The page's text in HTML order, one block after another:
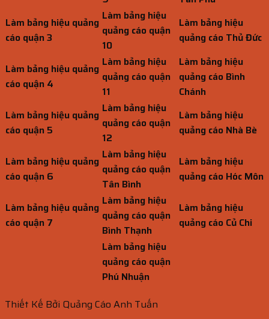
Làm bảng hiệu quảng
cáo quận 3
Làm bảng hiệu
quảng cáo quận
10
Làm bảng hiệu
quảng cáo Thủ Đức
Làm bảng hiệu quảng
cáo quận 4
Làm bảng hiệu
quảng cáo quận
11
Làm bảng hiệu
quảng cáo Bình
Chánh
Làm bảng hiệu quảng
cáo quận 5
Làm bảng hiệu
quảng cáo quận
12
Làm bảng hiệu
quảng cáo Nhà Bè
Làm bảng hiệu quảng
cáo quận 6
Làm bảng hiệu
quảng cáo quận
Tân Bình
Làm bảng hiệu
quảng cáo Hóc Môn
Làm bảng hiệu quảng
cáo quận 7
Làm bảng hiệu
quảng cáo quận
Bình Thạnh
Làm bảng hiệu
quảng cáo Củ Chi
Làm bảng hiệu
quảng cáo quận
Phú Nhuận
Thiết Kế Bởi Quảng Cáo Anh Tuấn